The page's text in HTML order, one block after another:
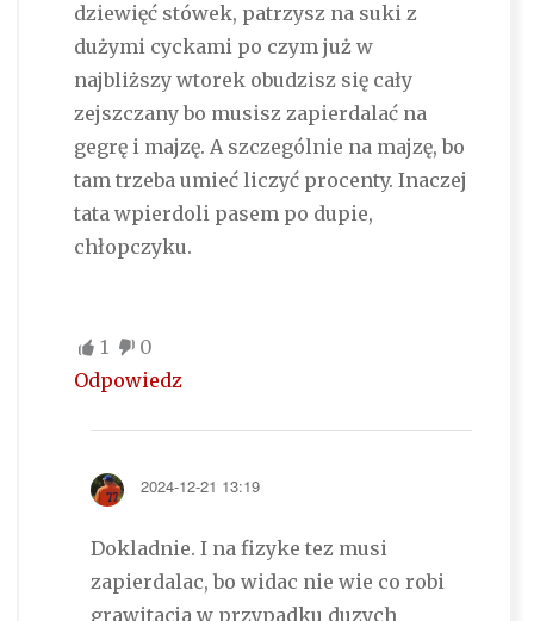
dziewięć stówek, patrzysz na suki z
dużymi cyckami po czym już w
najbliższy wtorek obudzisz się cały
zejszczany bo musisz zapierdalać na
gegrę i majzę. A szczególnie na majzę, bo
tam trzeba umieć liczyć procenty. Inaczej
tata wpierdoli pasem po dupie,
chłopczyku.
1
0
Odpowiedz
2024-12-21 13:19
Dokladnie. I na fizyke tez musi
zapierdalac, bo widac nie wie co robi
grawitacja w przypadku duzych